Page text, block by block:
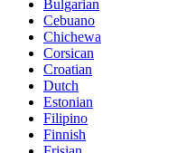
Bulgarian
Cebuano
Chichewa
Corsican
Croatian
Dutch
Estonian
Filipino
Finnish